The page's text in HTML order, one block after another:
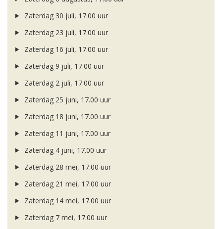
Zaterdag 30 juli, 17.00 uur
Zaterdag 23 juli, 17.00 uur
Zaterdag 16 juli, 17.00 uur
Zaterdag 9 juli, 17.00 uur
Zaterdag 2 juli, 17.00 uur
Zaterdag 25 juni, 17.00 uur
Zaterdag 18 juni, 17.00 uur
Zaterdag 11 juni, 17.00 uur
Zaterdag 4 juni, 17.00 uur
Zaterdag 28 mei, 17.00 uur
Zaterdag 21 mei, 17.00 uur
Zaterdag 14 mei, 17.00 uur
Zaterdag 7 mei, 17.00 uur